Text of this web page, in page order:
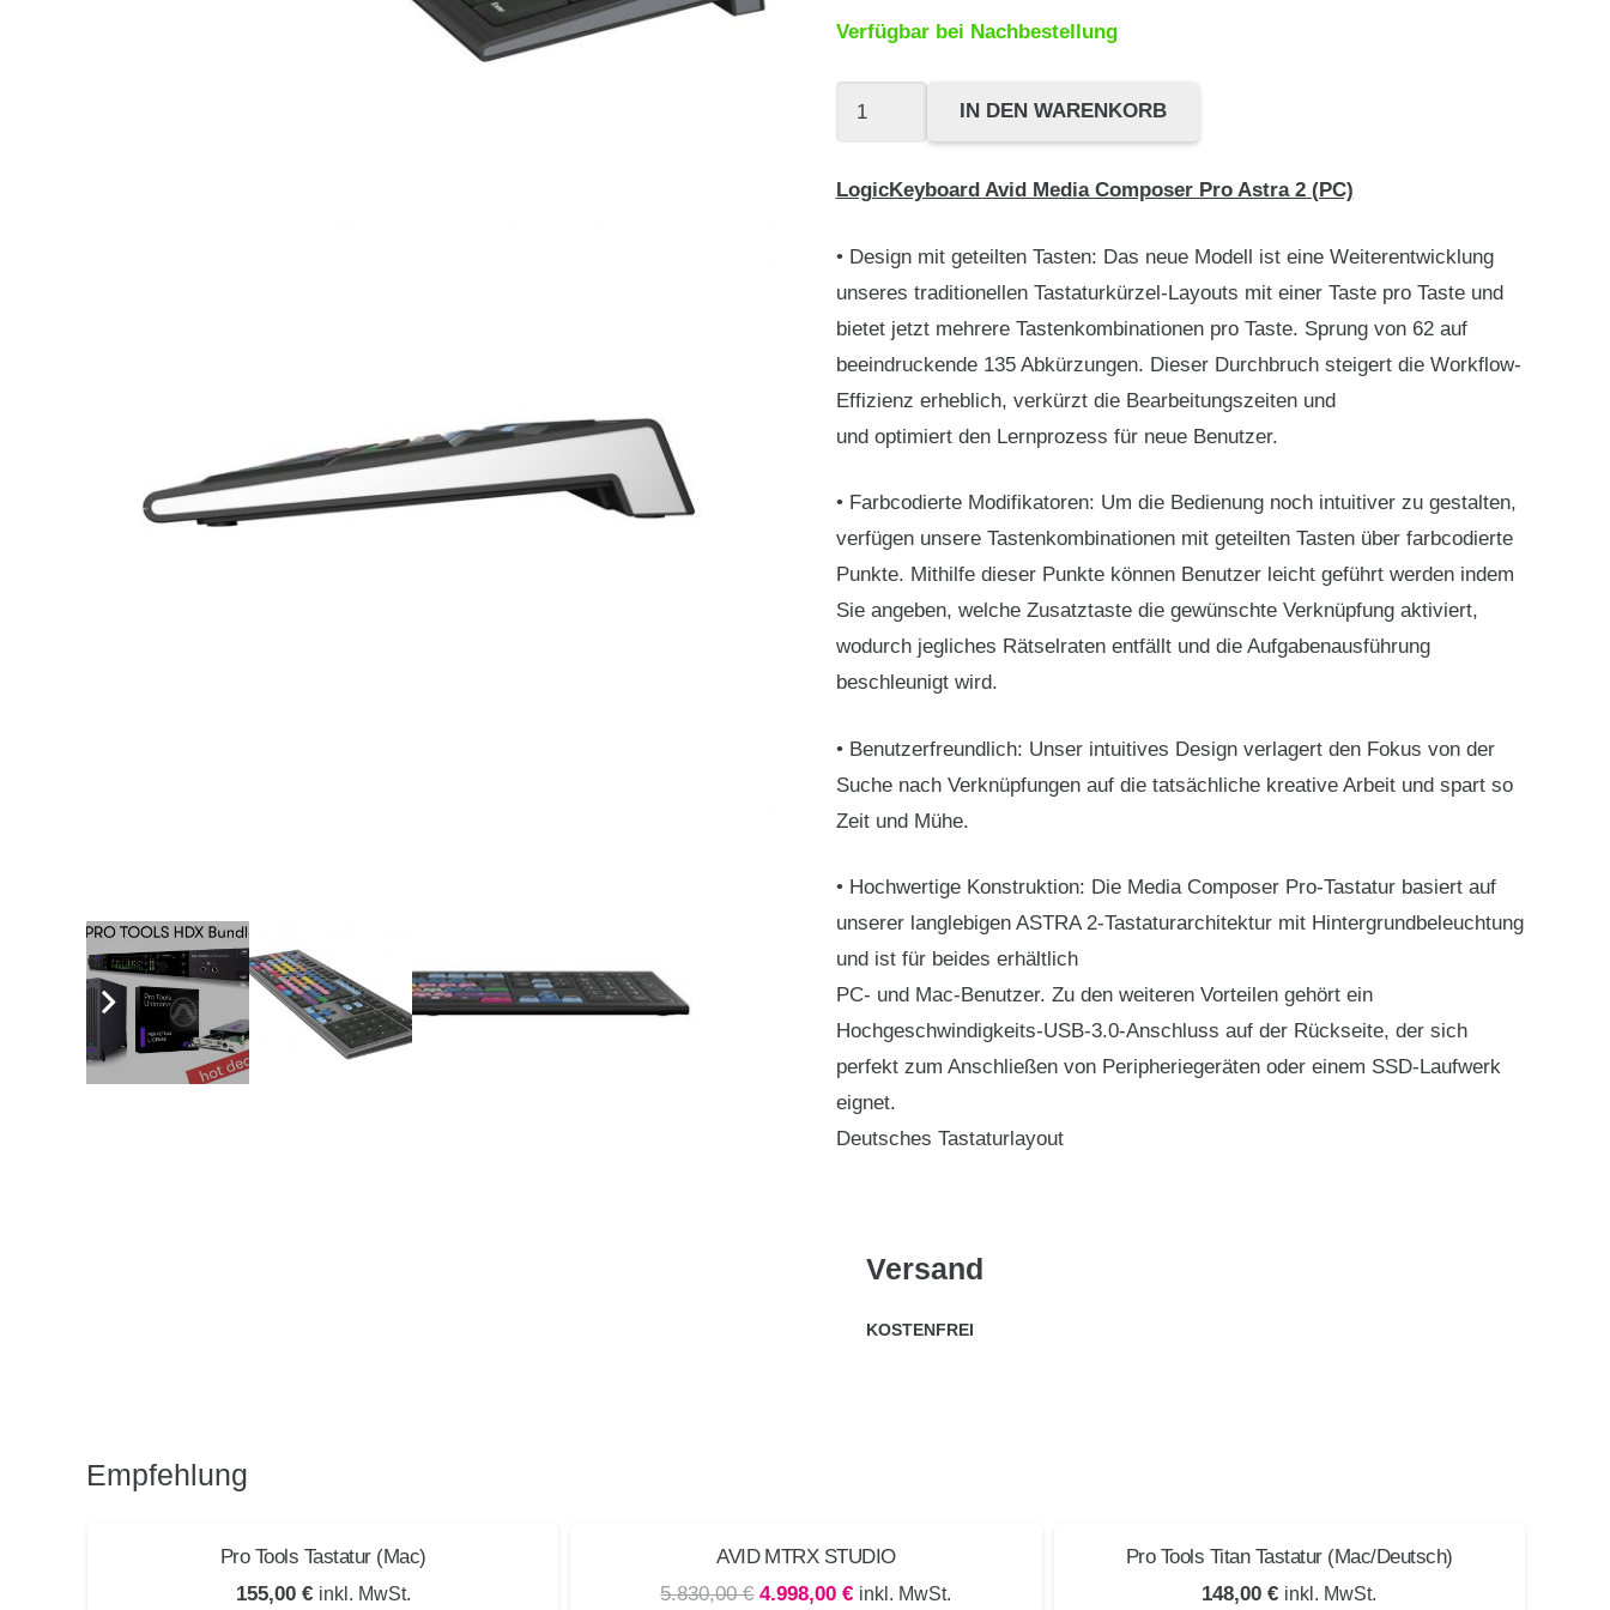
Verfügbar bei Nachbestellung
Composer
IN DEN WARENKORB
LogicKeyboard Avid Media Composer Pro Astra 2 (PC)
• Design mit geteilten Tasten: Das neue Modell ist eine Weiterentwicklung
unseres traditionellen Tastaturkürzel-Layouts mit einer Taste pro Taste und
bietet jetzt mehrere Tastenkombinationen pro Taste. Sprung von 62 auf
beeindruckende 135 Abkürzungen. Dieser Durchbruch steigert die Workflow-
Effizienz erheblich, verkürzt die Bearbeitungszeiten und
und optimiert den Lernprozess für neue Benutzer.
• Farbcodierte Modifikatoren: Um die Bedienung noch intuitiver zu gestalten,
verfügen unsere Tastenkombinationen mit geteilten Tasten über farbcodierte
Punkte. Mithilfe dieser Punkte können Benutzer leicht geführt werden indem
Sie angeben, welche Zusatztaste die gewünschte Verknüpfung aktiviert,
wodurch jegliches Rätselraten entfällt und die Aufgabenausführung
beschleunigt wird.
• Benutzerfreundlich: Unser intuitives Design verlagert den Fokus von der
Suche nach Verknüpfungen auf die tatsächliche kreative Arbeit und spart so
Zeit und Mühe.
• Hochwertige Konstruktion: Die Media Composer Pro-Tastatur basiert auf
unserer langlebigen ASTRA 2-Tastaturarchitektur mit Hintergrundbeleuchtung
und ist für beides erhältlich
PC- und Mac-Benutzer. Zu den weiteren Vorteilen gehört ein
Hochgeschwindigkeits-USB-3.0-Anschluss auf der Rückseite, der sich
perfekt zum Anschließen von Peripheriegeräten oder einem SSD-Laufwerk
eignet.
Deutsches Tastaturlayout
Versand
KOSTENFREI
Empfehlung
Pro Tools Tastatur (Mac)
155,00 € inkl. MwSt.
AVID MTRX STUDIO
5.830,00€ Ursprünglicher
4.998,00€Aktueller
inkl. MwSt.
Pro Tools Titan Tastatur (Mac/Deutsch)
148,00€ inkl. MwSt.